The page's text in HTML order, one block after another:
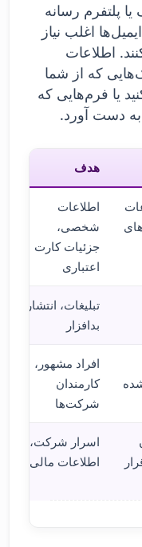
پلتفرم رسانه
اغلب نیاز
اطلاعات
که از شما
یا فرم‌هایی که
به دست آورد.
هدف
اطلاعات
شخصی،
جزئیات کارت
اعتباری
تبلیغات، انتشار
بدافزار
افراد مشهور،
کارمندان
شرکت‌ها
اسرار شرکت،
اطلاعات مالی